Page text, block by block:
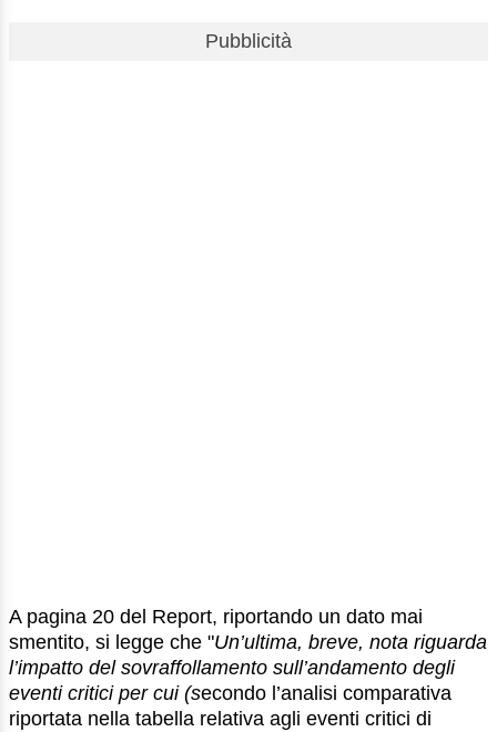
Pubblicità
A pagina 20 del Report, riportando un dato mai
smentito, si legge che "Un’ultima, breve, nota riguarda
l’impatto del sovraffollamento sull’andamento degli
eventi critici per cui (secondo l’analisi comparativa
riportata nella tabella relativa agli eventi critici di